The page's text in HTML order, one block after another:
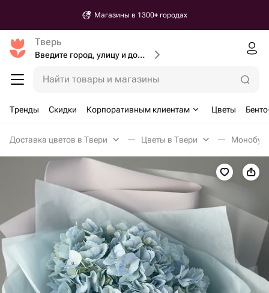
Магазины в 1300+ городах
Тверь
Введите город, улицу и дом доставки
Найти товары и магазины
Тренды Скидки Корпоративным клиентам Цветы
Доставка цветов в Твери Цветы в Твери